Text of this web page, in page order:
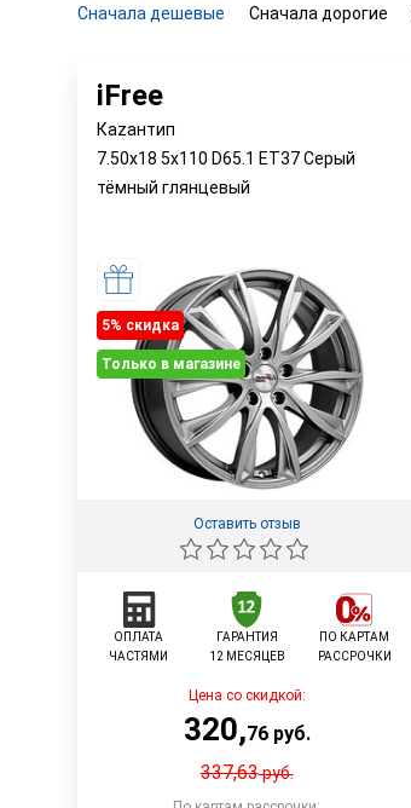
Сначала дешевые Сначала дорогие
iFree
Кazaнтип
7.50x18 5x110 D65.1 ET37 Серый
тёмный глянцевый
5% cкидка
Только в магазине
Оставить отзыв
ОПЛАТА
ЧАСТЯМИ
ГАРАНТИЯ
12 МЕСЯЦЕВ
ПО КАРТАМ
РАССРОЧКИ
Цена со скидкой:
320,76руб.
337,63руб.